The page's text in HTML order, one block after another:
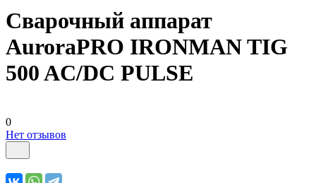
Сварочный аппарат
AuroraPRO IRONMAN TIG
500 AC/DC PULSE
0
Нет отзывов